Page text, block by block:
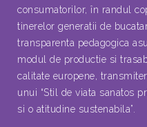
consumatorilor, în randul
tinerelor generatii de
transparenta pedagogica
modul de productie si
calitate europene,
unui “Stil de viata sanatos
si o atitudine sustenabila”.